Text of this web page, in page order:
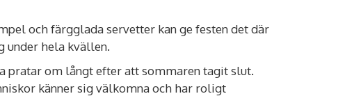
och färgglada servetter kan ge festen det där
under hela kvällen.
pratar om långt efter att sommaren tagit slut.
känner sig välkomna och har roligt